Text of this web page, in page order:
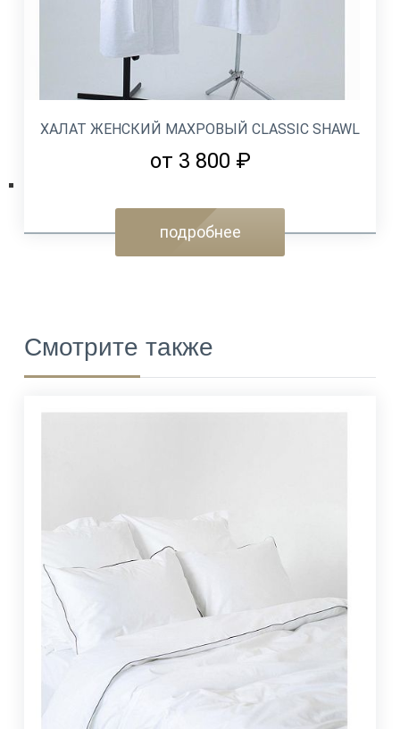
ХАЛАТ ЖЕНСКИЙ МАХРОВЫЙ CLASSIC SHAWL
от 3 800 ₽
подробнее
Смотрите также